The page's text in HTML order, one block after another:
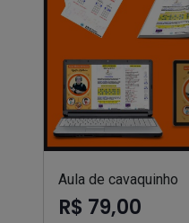
Aula de cavaquinho
R$ 79,00